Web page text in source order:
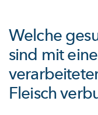
Welche
sind mit
Fleisch